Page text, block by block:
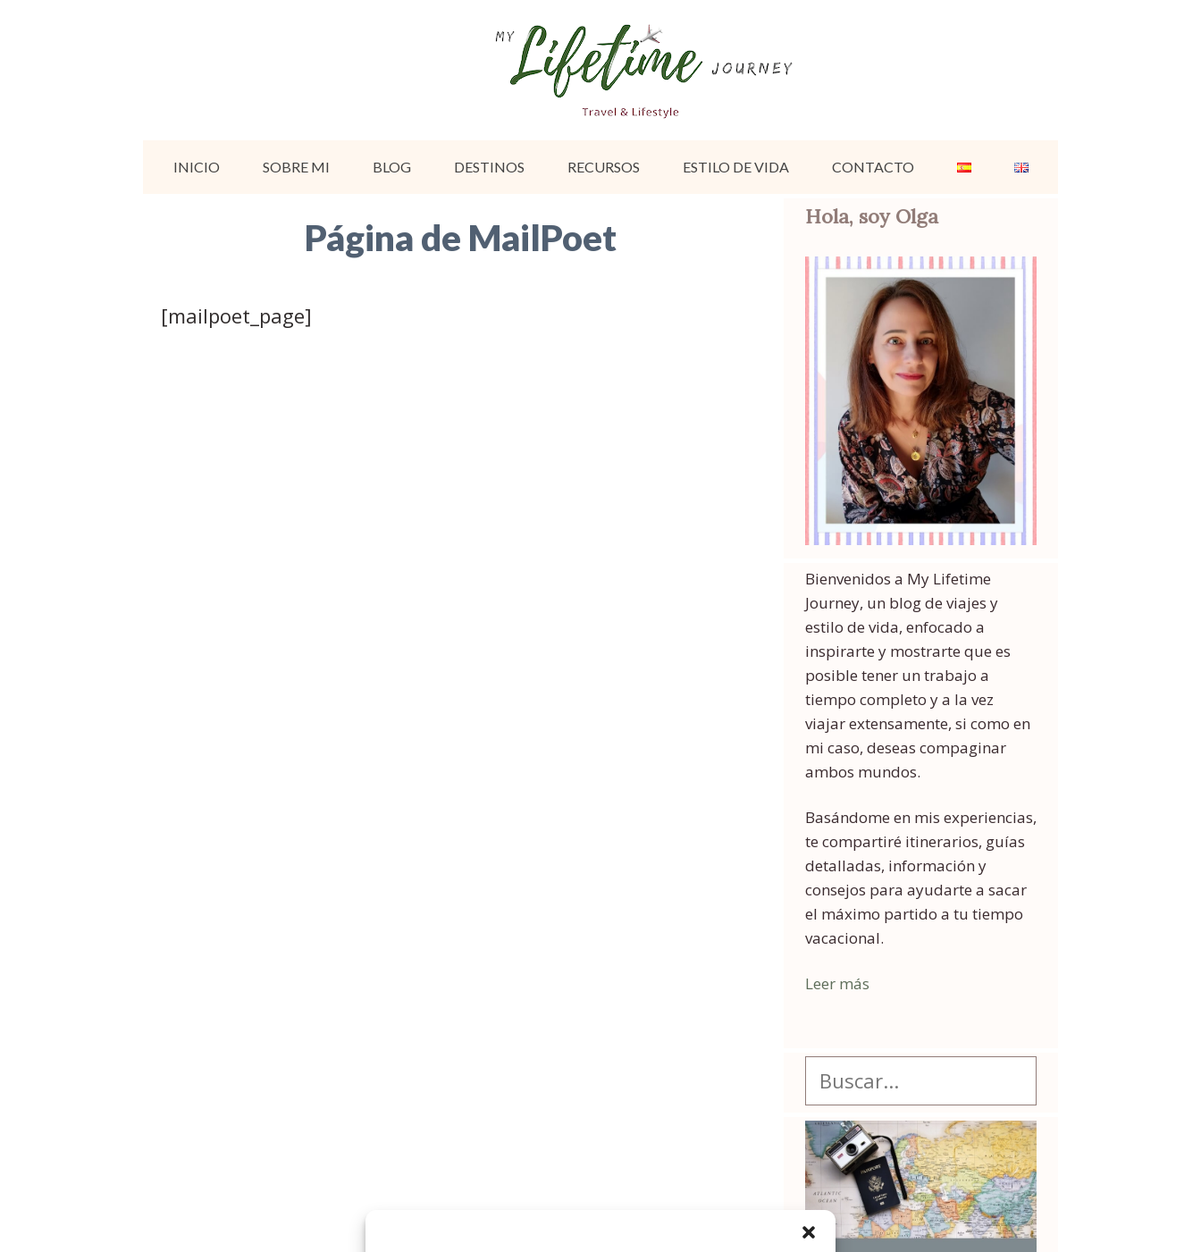
INICIO SOBRE MI BLOG DESTINOS RECURSOS ESTILO DE VIDA CONTACTO
Página de MailPoet
[mailpoet_page]
Hola, soy Olga
Bienvenidos a My Lifetime
Journey, un blog de viajes y
estilo de vida, enfocado a
inspirarte y mostrarte que es
posible tener un trabajo a
tiempo completo y a la vez
viajar extensamente, si como en
mi caso, deseas compaginar
ambos mundos.
Basándome en mis experiencias,
te compartiré itinerarios, guías
detalladas, información y
consejos para ayudarte a sacar
el máximo partido a tu tiempo
vacacional.
Leer más